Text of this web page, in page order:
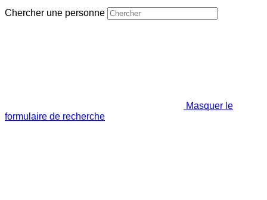
Chercher une personne
Masquer le
formulaire de recherche